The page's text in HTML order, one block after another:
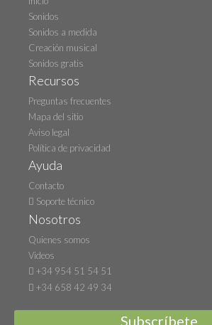
Sonidos
Sonidos a medida
Creación musical
Sonidos gratis
Recursos
Preguntas frecuentes
Mapa del sitio
Aviso legal
Política de privacidad
Ayuda
Contacto
Soporte técnico
Nosotros
Quienes somos
Videos
+34 954 51 54 51
+34 658 42 49 34
Subscríbete